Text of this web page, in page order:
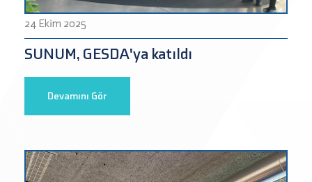
24 Ekim 2025
SUNUM, GESDA'ya katıldı
Devamını Gör